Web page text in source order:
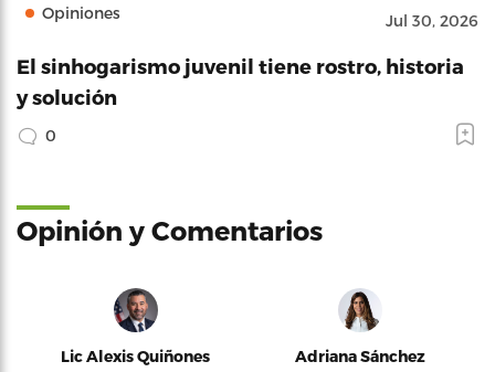
Opiniones Jul 30, 2026
El sinhogarismo juvenil tiene rostro, historia
y solución
0
Opinión y Comentarios
Lic Alexis Quiñones Adriana Sánchez